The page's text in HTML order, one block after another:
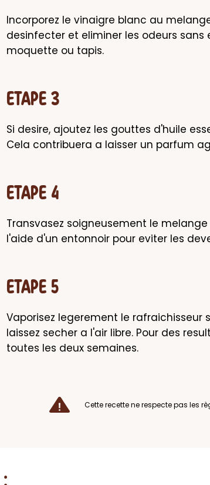
Incorporez le vinaigre blanc au
desinfecter et eliminer les odeurs
moquette ou tapis.
ETAPE 3
Si desire, ajoutez les gouttes d'huile
Cela contribuera a laisser un parfum
ETAPE 4
Transvasez soigneusement le
l'aide d'un entonnoir pour eviter les
ETAPE 5
Vaporisez legerement le
laissez secher a l'air libre. Pour des
toutes les deux semaines.
Cette recette ne respecte pas les
: